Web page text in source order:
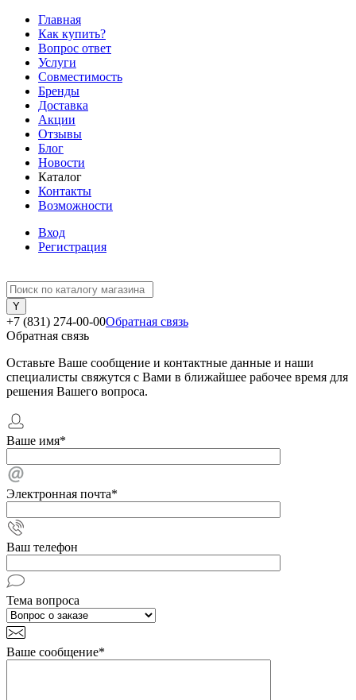
Главная
Как купить?
Вопрос ответ
Услуги
Совместимость
Бренды
Доставка
Акции
Отзывы
Блог
Новости
Каталог
Контакты
Возможности
Вход
Регистрация
+7 (831) 274-00-00Обратная связь
Обратная связь
Оставьте Ваше сообщение и контактные данные и наши
специалисты свяжутся с Вами в ближайшее рабочее время для
решения Вашего вопроса.
Ваше имя*
Электронная почта*
Ваш телефон
Тема вопроса
Ваше сообщение*